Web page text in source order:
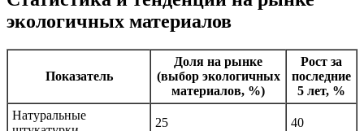
экологичных материалов
Показатель
Доля на рынке
(выбор экологичных
материалов, %)
Рост за
последние
5 лет, %
Натуральные
25 40